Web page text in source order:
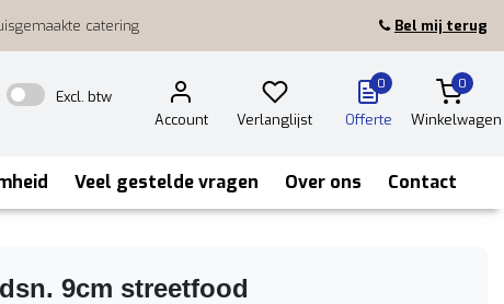
catering Bel mij terug
Excl. btw
Account
Verlanglijst
0
Offerte
0
Winkelwagen
Veel gestelde vragen Over ons Contact
9cm streetfood